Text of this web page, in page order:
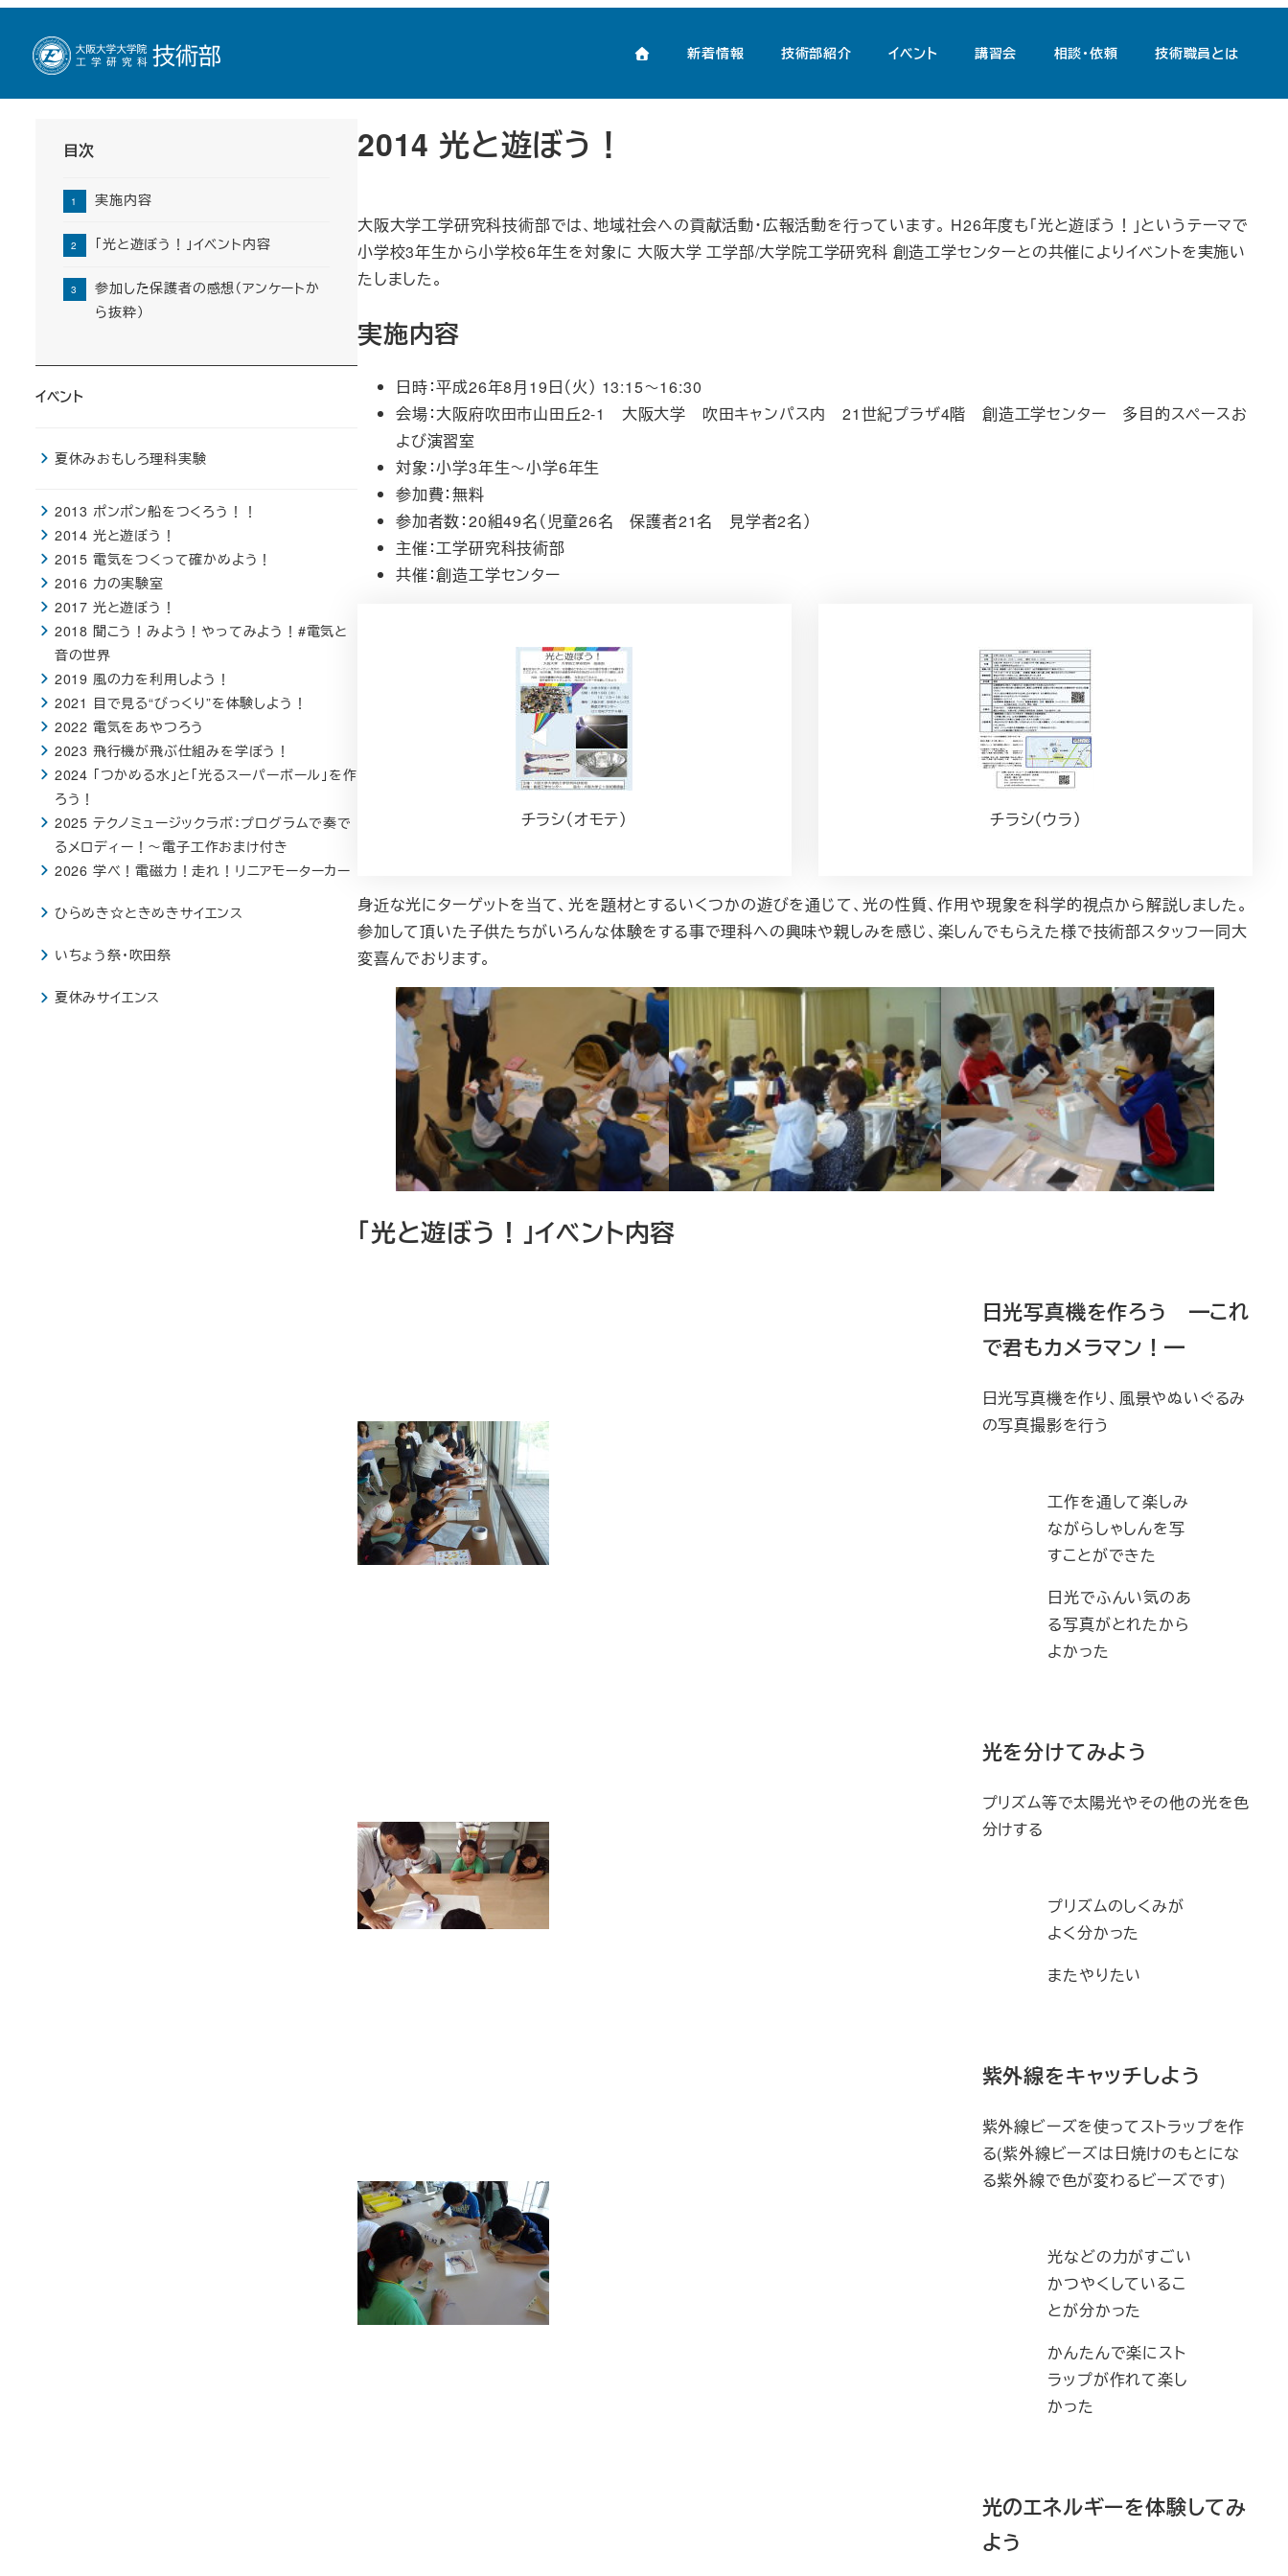
コ
新着情報 技術部紹介 イベント 講習会 相談・依頼 技術職員とは
トップページ イベント 夏休みおもしろ理科実験
2014 光と遊ぼう！
大阪大学工学研究科技術部では、地域社会への貢献活動・広報活動を行っています。 H26年度も「光と遊ぼう！」というテーマで
小学校3年生から小学校6年生を対象に 大阪大学 工学部/大学院工学研究科 創造工学センターとの共催によりイベントを実施い
たしました。
実施内容
日時：平成26年8月19日（火） 13:15～16:30
会場：大阪府吹田市山田丘2-1 大阪大学 吹田キャンパス内 21世紀プラザ4階 創造工学センター 多目的スペースお
よび演習室
対象：小学3年生～小学6年生
参加費：無料
参加者数：20組49名（児童26名 保護者21名 見学者2名）
主催：工学研究科技術部
共催：創造工学センター
チラシ（オモテ） チラシ（ウラ）
身近な光にターゲットを当て、光を題材とするいくつかの遊びを通じて、光の性質、作用や現象を科学的視点から解説しました。
参加して頂いた子供たちがいろんな体験をする事で理科への興味や親しみを感じ、楽しんでもらえた様で技術部スタッフ一同大
変喜んでおります。
「光と遊ぼう！」イベント内容
日光写真機を作ろう ━これ
で君もカメラマン！━
日光写真機を作り、風景やぬいぐるみ
の写真撮影を行う
工作を通して楽しみ
ながらしゃしんを写
すことができた
日光でふんい気のあ
る写真がとれたから
よかった
光を分けてみよう
プリズム等で太陽光やその他の光を色
分けする
プリズムのしくみが
よく分かった
またやりたい
紫外線をキャッチしよう
紫外線ビーズを使ってストラップを作
る(紫外線ビーズは日焼けのもとにな
る紫外線で色が変わるビーズです)
光などの力がすごい
かつやくしているこ
とが分かった
かんたんで楽にスト
ラップが作れて楽し
かった
光のエネルギーを体験してみ
よう
目次
実施内容
「光と遊ぼう！」イベント内容
参加した保護者の感想（アンケートか
ら抜粋）
イベント
夏休みおもしろ理科実験
2013 ポンポン船をつくろう！！
2014 光と遊ぼう！
2015 電気をつくって確かめよう！
2016 力の実験室
2017 光と遊ぼう！
2018 聞こう！みよう！やってみよう！#電気と
音の世界
2019 風の力を利用しよう！
2021 目で見る“びっくり”を体験しよう！
2022 電気をあやつろう
2023 飛行機が飛ぶ仕組みを学ぼう！
2024 「つかめる水」と「光るスーパーボール」を作
ろう！
2025 テクノミュージックラボ：プログラムで奏で
るメロディー！～電子工作おまけ付き
2026 学べ！電磁力！走れ！リニアモーターカー
ひらめき☆ときめきサイエンス
いちょう祭・吹田祭
夏休みサイエンス